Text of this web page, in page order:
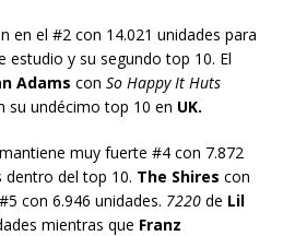
en el #2 con 14.021 unidades para
estudio y su segundo top 10. El
Adams con So Happy It Huts
su undécimo top 10 en UK.
muy fuerte #4 con 7.872
dentro del top 10. The Shires con
con 6.946 unidades. 7220 de Lil
mientras que Franz